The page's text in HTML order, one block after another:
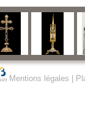
Mentions légales